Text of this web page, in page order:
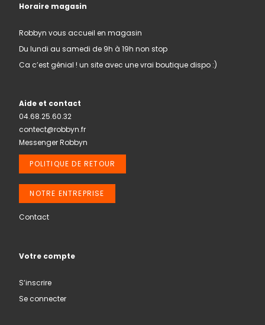
Horaire magasin
Robbyn vous accueil en magasin
Du lundi au samedi de 9h à 19h non stop
Ca c’est génial ! un site avec une vrai boutique dispo :)
Aide et contact
04.68.25.60.32
contect@robbyn.fr
Messenger Robbyn
POLITIQUE DE RETOUR
NOTRE ENTREPRISE
Contact
Votre compte
S’inscrire
Se connecter